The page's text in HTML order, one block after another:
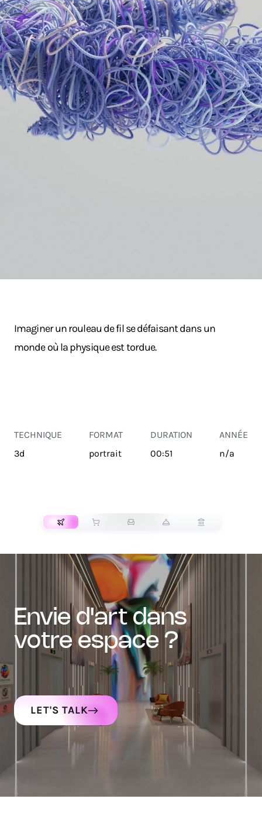
Imaginer un rouleau de fil se défaisant dans un
monde où la physique est tordue.
TECHNIQUE
3d
FORMAT
portrait
DURATION
00:51
ANNÉE
n/a
envie d'art dans
votre espace ?
LET'S TALK